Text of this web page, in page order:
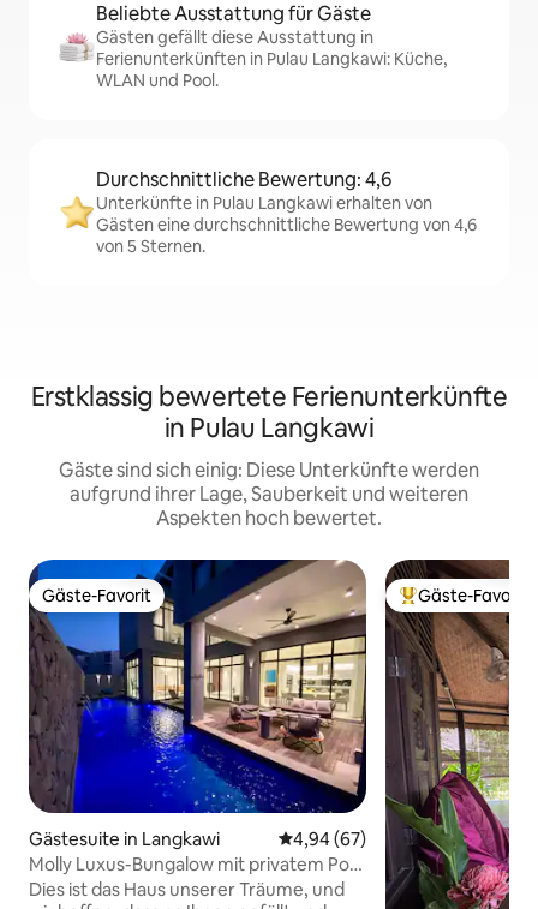
Beliebte Ausstattung für Gäste
Gästen gefällt diese Ausstattung in
Ferienunterkünften in Pulau Langkawi: Küche,
WLAN und Pool.
Durchschnittliche Bewertung: 4,6
Unterkünfte in Pulau Langkawi erhalten von
Gästen eine durchschnittliche Bewertung von 4,6
von 5 Sternen.
Erstklassig bewertete Ferienunterkünfte
in Pulau Langkawi
Gäste sind sich einig: Diese Unterkünfte werden
aufgrund ihrer Lage, Sauberkeit und weiteren
Aspekten hoch bewertet.
Gäste-Favorit
Gäste-Favorit
Gästesuite in Langkawi Durchschnittliche Bewertung:
4,94 (67)
Molly Luxus-Bungalow mit privatem Pool
@ Pantai Cenang
Dies ist das Haus unserer Träume, und
Beliebter Gäste-
Gäste-Favorit